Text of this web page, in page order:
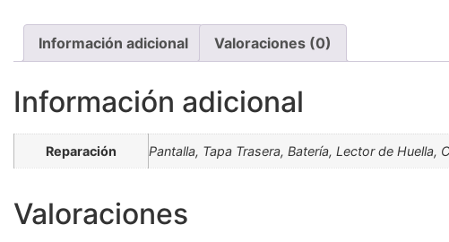
Información adicional Valoraciones (0)
Información adicional
Reparación Pantalla, Tapa Trasera, Batería, Lector de Huella,
Valoraciones